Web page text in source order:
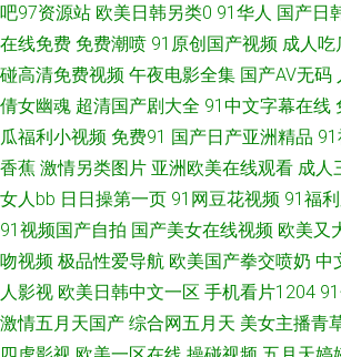
站 avvt天堂网男人 日韩欧美专区 成人不卡视频免费
国产99 超碰人91 日日视频人妻66人要 91资源网在
久 久草福利资源站 伊人AV影院在线观看 豆花va官网
跟丝袜 91官方网站在线观看 欧美色图宗合网 91伊人
专区 超碰97高清在线 色九九中文综合 91资源视频在
服AV 韩日精品中文 91国产精品探花视频 91精品老司
吧97资源站 欧美日韩另类0 91华人 国产日
在线免费 免费潮喷 91原创国产视频 成人吃
碰高清免费视频 午夜电影全集 国产AV无码
倩女幽魂 超清国产剧大全 91中文字幕在线
瓜福利小视频 免费91 国产日产亚洲精品
香蕉 激情另类图片 亚洲欧美在线观看 成人
女人bb 日日操第一页 91网豆花视频 91福
91视频国产自拍 国产美女在线视频 欧美又
吻视频 极品性爱导航 欧美国产拳交喷奶 中
人影视 欧美日韩中文一区 手机看片1204
激情五月天国产 综合网五月天 美女主播青